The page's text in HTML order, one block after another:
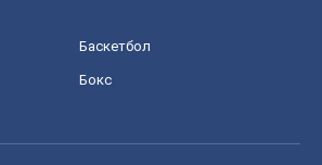
Баскетбол
Бокс